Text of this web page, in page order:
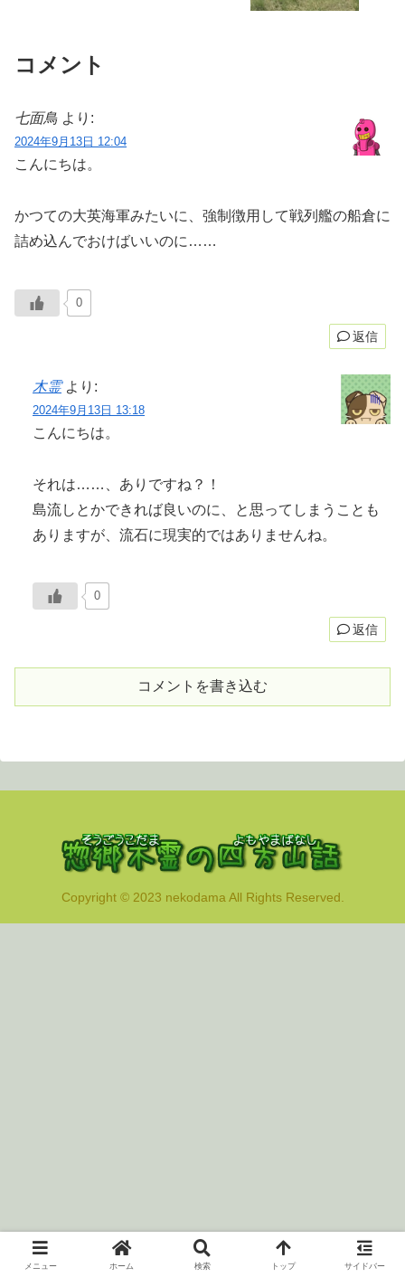
コメント
七面鳥 より:
2024年9月13日 12:04
こんにちは。
かつての大英海軍みたいに、強制徴用して戦列艦の船倉に
詰め込んでおけばいいのに……
0
返信
木霊 より:
2024年9月13日 13:18
こんにちは。
それは……、ありですね？！
島流しとかできれば良いのに、と思ってしまうことも
ありますが、流石に現実的ではありませんね。
0
返信
コメントを書き込む
Copyright © 2023 nekodama All Rights Reserved.
メニュー ホーム 検索 トップ サイドバー